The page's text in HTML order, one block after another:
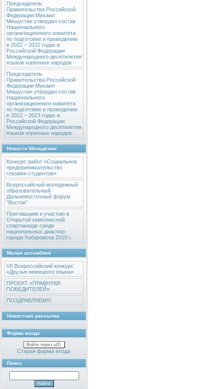
Председатель
Правительства Российской
Федерации Михаил
Мишустин утвердил состав
Национального
организационного комитета
по подготовке и проведению
в 2022 – 2032 годах в
Российской Федерации
Международного десятилетия
языков коренных народов
Председатель
Правительства Российской
Федерации Михаил
Мишустин утвердил состав
Национального
организационного комитета
по подготовке и проведению
в 2022 – 2023 годах в
Российской Федерации
Международного десятилетия
языков коренных народов
Новости Молодёжки
Конкурс работ «Социальное
предпринимательство
глазами студентов».
Всероссийский молодежный
образовательный
Дальневосточный форум
"Восток"
Приглашаем к участию в
Открытой комплексной
спартакиаде среди
национальных диаспор
города Хабаровска 2019 г.
Малая ассамблея
VII Всероссийский конкурс
«Друзья немецкого языка»
ПРОЕКТ «ПРАВНУКИ
ПОБЕДИТЕЛЕЙ»
ПОЗДРАВЛЯЕМ!!!
Новостная рассылка
Форма входа
Войти через uID
Старая форма входа
Поиск